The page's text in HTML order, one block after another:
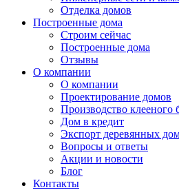
Отделка домов
Построенные дома
Строим сейчас
Построенные дома
Отзывы
О компании
О компании
Проектирование домов
Производство клееного
Дом в кредит
Экспорт деревянных
Вопросы и ответы
Акции и новости
Блог
Контакты